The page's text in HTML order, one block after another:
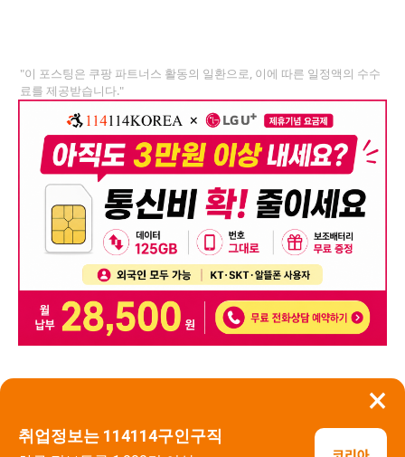
×
취업정보는 114114구인구직
"이 포스팅은 쿠팡 파트너스 활동의 일환으로, 이에 따른 일정액의 수수
료를 제공받습니다."